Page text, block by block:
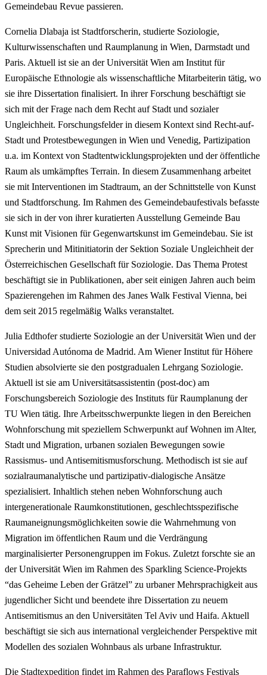
Gemeindebau Revue passieren.
Cornelia Dlabaja ist Stadtforscherin, studierte Soziologie,
Kulturwissenschaften und Raumplanung in Wien, Darmstadt und
Paris. Aktuell ist sie an der Universität Wien am Institut für
Europäische Ethnologie als wissenschaftliche Mitarbeiterin tätig, wo
sie ihre Dissertation finalisiert. In ihrer Forschung beschäftigt sie
sich mit der Frage nach dem Recht auf Stadt und sozialer
Ungleichheit. Forschungsfelder in diesem Kontext sind Recht-auf-
Stadt und Protestbewegungen in Wien und Venedig, Partizipation
u.a. im Kontext von Stadtentwicklungsprojekten und der öffentliche
Raum als umkämpftes Terrain. In diesem Zusammenhang arbeitet
sie mit Interventionen im Stadtraum, an der Schnittstelle von Kunst
und Stadtforschung. Im Rahmen des Gemeindebaufestivals befasste
sie sich in der von ihrer kuratierten Ausstellung Gemeinde Bau
Kunst mit Visionen für Gegenwartskunst im Gemeindebau. Sie ist
Sprecherin und Mitinitiatorin der Sektion Soziale Ungleichheit der
Österreichischen Gesellschaft für Soziologie. Das Thema Protest
beschäftigt sie in Publikationen, aber seit einigen Jahren auch beim
Spazierengehen im Rahmen des Janes Walk Festival Vienna, bei
dem seit 2015 regelmäßig Walks veranstaltet.
Julia Edthofer studierte Soziologie an der Universität Wien und der
Universidad Autónoma de Madrid. Am Wiener Institut für Höhere
Studien absolvierte sie den postgradualen Lehrgang Soziologie.
Aktuell ist sie am Universitätsassistentin (post-doc) am
Forschungsbereich Soziologie des Instituts für Raumplanung der
TU Wien tätig. Ihre Arbeitsschwerpunkte liegen in den Bereichen
Wohnforschung mit speziellem Schwerpunkt auf Wohnen im Alter,
Stadt und Migration, urbanen sozialen Bewegungen sowie
Rassismus- und Antisemitismusforschung. Methodisch ist sie auf
sozialraumanalytische und partizipativ-dialogische Ansätze
spezialisiert. Inhaltlich stehen neben Wohnforschung auch
intergenerationale Raumkonstitutionen, geschlechtsspezifische
Raumaneignungsmöglichkeiten sowie die Wahrnehmung von
Migration im öffentlichen Raum und die Verdrängung
marginalisierter Personengruppen im Fokus. Zuletzt forschte sie an
der Universität Wien im Rahmen des Sparkling Science-Projekts
“das Geheime Leben der Grätzel” zu urbaner Mehrsprachigkeit aus
jugendlicher Sicht und beendete ihre Dissertation zu neuem
Antisemitismus an den Universitäten Tel Aviv und Haifa. Aktuell
beschäftigt sie sich aus international vergleichender Perspektive mit
Modellen des sozialen Wohnbaus als urbane Infrastruktur.
Die Stadtexpedition findet im Rahmen des Paraflows Festivals